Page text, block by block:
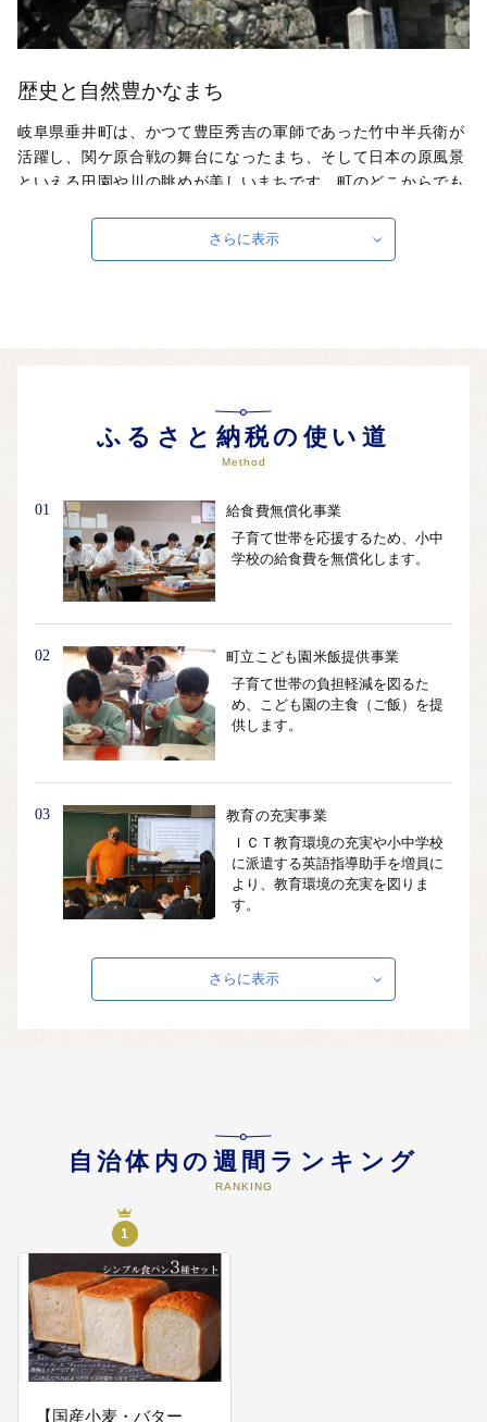
歴史と自然豊かなまち
岐阜県垂井町は、かつて豊臣秀吉の軍師であった竹中半兵衛が
活躍し、関ケ原合戦の舞台になったまち、そして日本の原風景
といえる田園や川の眺めが美しいまちです。町のどこからでも
の宮南宮大社が鎮座し、春夏秋冬さまざまな祭りがあり、春、
まちの中心を流れる相川に約350匹の鯉のぼりが一斉遊泳する
外部サイトへ遷移します。
さらに表示
ふるさと納税の使い道
Method
01
給食費無償化事業
子育て世帯を応援するため、小中
学校の給食費を無償化します。
02
町立こども園米飯提供事業
子育て世帯の負担軽減を図るた
め、こども園の主食（ご飯）を提
供します。
03
教育の充実事業
ＩＣＴ教育環境の充実や小中学校
に派遣する英語指導助手を増員に
より、教育環境の充実を図りま
す。
妊娠・出産・子育て応援事業
不妊治療を受けている夫婦や妊娠
子どもを産み、育てやすい事業
子ども関連施設の環境や子どもの
医療の充実を図ります。
06
さらに表示
自治体内の週間ランキング
RANKING
1
【国産小麦・バター